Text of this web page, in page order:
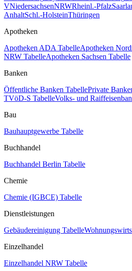
VNiedersachsenNRWRheinl.-Pfalz
AnhaltSchl.-HolsteinThüringen
Apotheken
Apotheken ADA TabelleApotheken
NRW TabelleApotheken Sachsen Tabelle
Banken
Öffentliche Banken TabellePrivate
TVöD-S TabelleVolks- und
Bau
Bauhauptgewerbe Tabelle
Buchhandel
Buchhandel Berlin Tabelle
Chemie
Chemie (IGBCE) Tabelle
Dienstleistungen
Gebäudereinigung Tabelle
Einzelhandel
Einzelhandel NRW Tabelle